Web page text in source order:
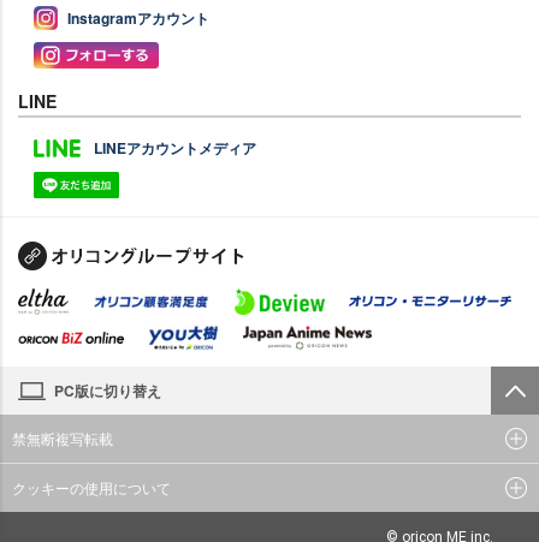
Instagramアカウント
LINE
LINEアカウントメディア
PC版に切り替え
禁無断複写転載
クッキーの使用について
© oricon ME inc.